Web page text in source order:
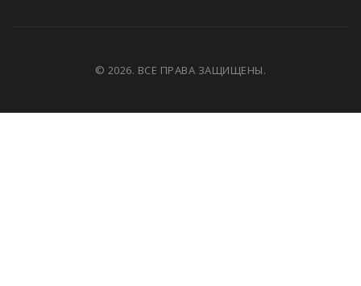
© 2026. ВСЕ ПРАВА ЗАЩИЩЕНЫ.